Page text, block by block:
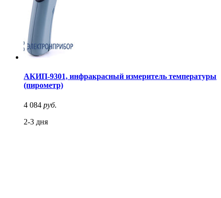
АКИП-9301, инфракрасный измеритель температуры
(пирометр)
4 084 руб.
2-3 дня